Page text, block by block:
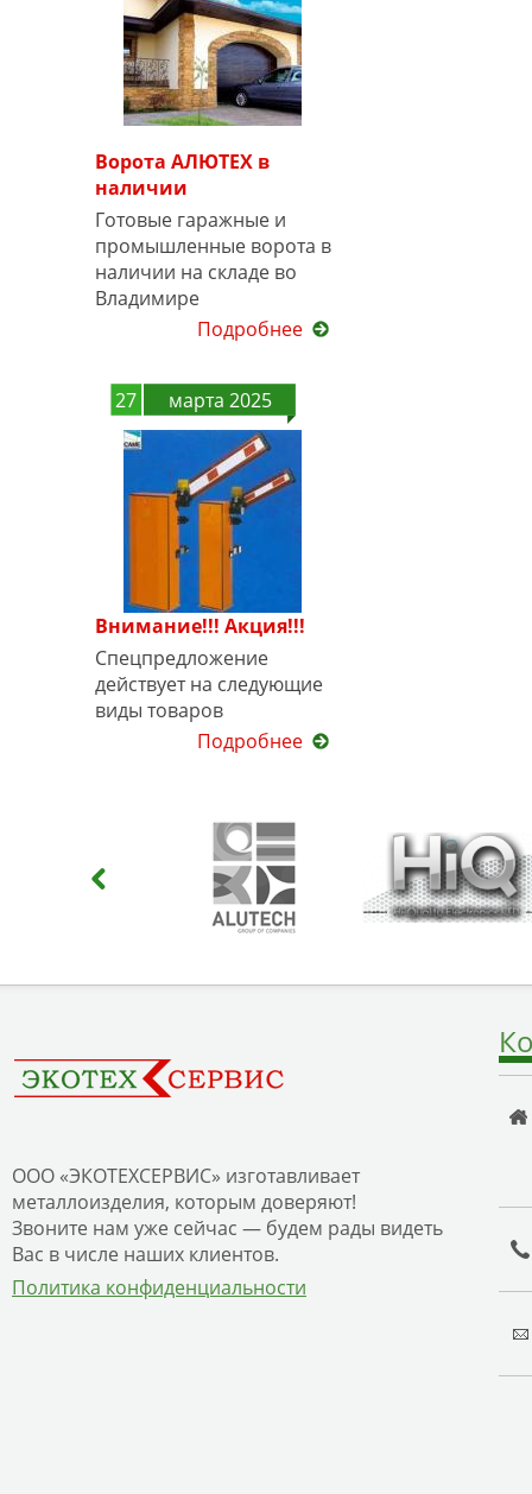
Ворота АЛЮТЕХ в
наличии
Готовые гаражные и
промышленные ворота в
наличии на складе во
Владимире
Подробнее
27 марта 2025
Внимание!!! Акция!!!
Спецпредложение
действует на следующие
виды товаров
Подробнее
ООО «ЭКОТЕХСЕРВИС» изготавливает
металлоизделия, которым доверяют!
Звоните нам уже сейчас — будем рады видеть
Вас в числе наших клиентов.
Политика конфиденциальности